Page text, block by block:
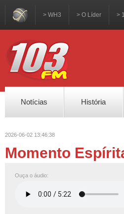
> WH3 > O Líder >
Notícias História
2026-06-02 13:46:38
Momento
Ouça o áudio: